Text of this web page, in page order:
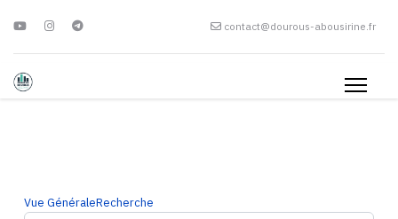
contact@dourous-abousirine.fr
Vue GénéraleRecherche